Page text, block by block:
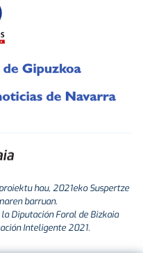
hau, 2021eko Suspertze
barruan.
Diputación Foral de Bizkaia
Inteligente 2021.